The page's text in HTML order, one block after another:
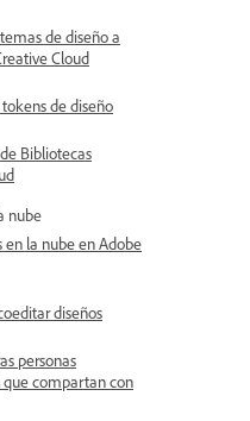
de diseño a
Cloud
de diseño
Bibliotecas
nube
en la nube en Adobe
diseños
personas
compartan con